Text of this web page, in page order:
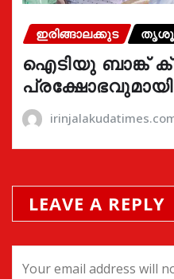
ഇരിങ്ങാലക്കുട
ഐടിയു ബാങ്ക്
LEAVE A REPLY
Your email address will